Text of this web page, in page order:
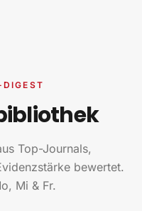
Top-Journals,
bewertet.
Mi & Fr.